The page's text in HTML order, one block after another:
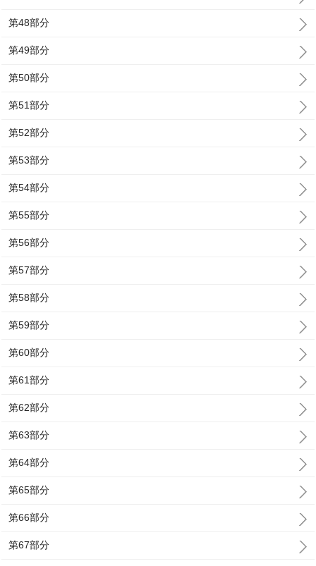
第48部分
第49部分
第50部分
第51部分
第52部分
第53部分
第54部分
第55部分
第56部分
第57部分
第58部分
第59部分
第60部分
第61部分
第62部分
第63部分
第64部分
第65部分
第66部分
第67部分